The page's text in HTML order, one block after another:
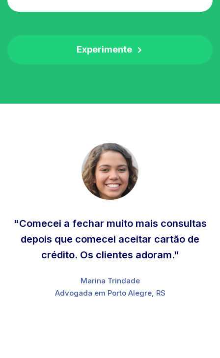
Experimente 
"Comecei a fechar muito mais consultas
depois que comecei aceitar cartão de
crédito. Os clientes adoram."
Marina Trindade
Advogada em Porto Alegre, RS